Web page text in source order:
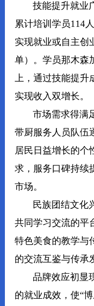
技能提升就业
累计培训学员114
实现就业或自主创
单）。学员那木森
上，通过技能提升
实现收入双增长。
市场需求得满
带厨服务人员队伍
居民日益增长的个
求，服务口碑持续
市场。
民族团结文化
共同学习交流的平
特色美食的教学与
的交流互鉴与传承
品牌效应初显
的就业成效，使“